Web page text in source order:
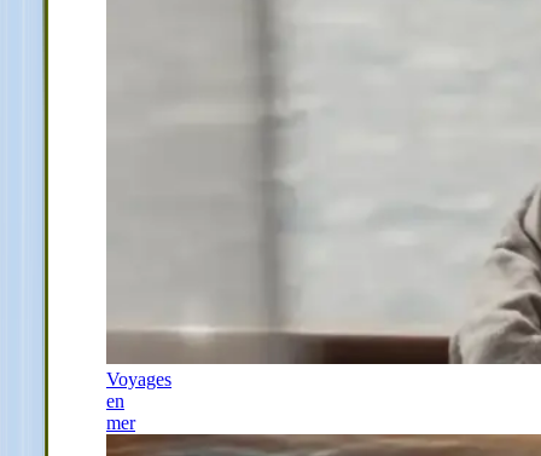
Voyages
en
mer